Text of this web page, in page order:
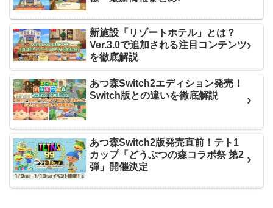
新施設「リゾートホテル」とは？
Ver.3.0で追加される注目コンテンツ
を徹底解説
あつ森Switch2エディション発売！
Switch版との違いを徹底解説
あつ森Switch2版発売直前！テト1
カップ「どうぶつの森コラボ祭 第2
弾」開催決定